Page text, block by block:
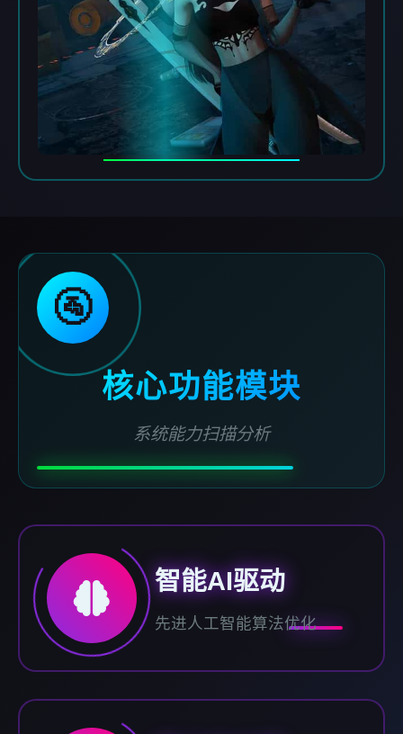
🚰
核心功能模块
系统能力扫描分析
智能AI驱动
先进人工智能算法优化